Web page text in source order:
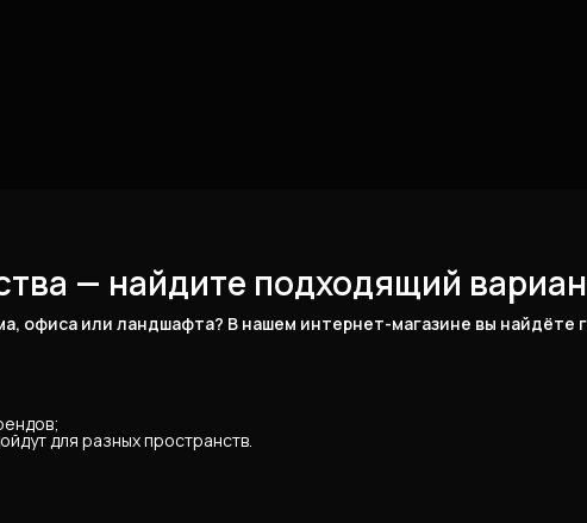
— найдите подходящий
офиса или ландшафта? В нашем интернет-магазине вы найдёте
для разных пространств.